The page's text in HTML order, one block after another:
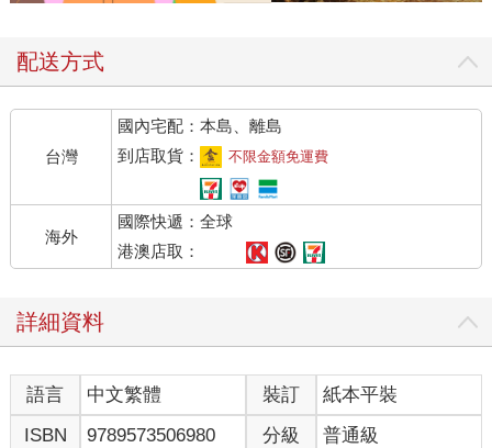
配送方式
台灣
國內宅配：本島、離島
到店取貨：
不限金額免運費
海外
國際快遞：全球
港澳店取：
詳細資料
語言 中文繁體 裝訂
紙本平裝
ISBN
9789573506980 分級 普通級